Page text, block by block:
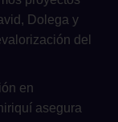
Dolega y
del
en
asegura